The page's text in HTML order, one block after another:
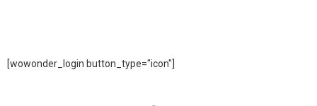
[wowonder_login button_type="icon"]